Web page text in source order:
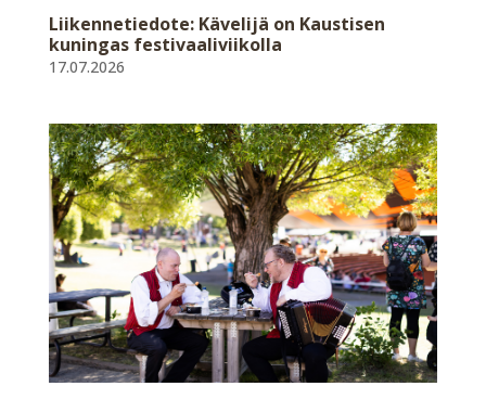
Liikennetiedote: Kävelijä on Kaustisen
kuningas festivaaliviikolla
17.07.2026